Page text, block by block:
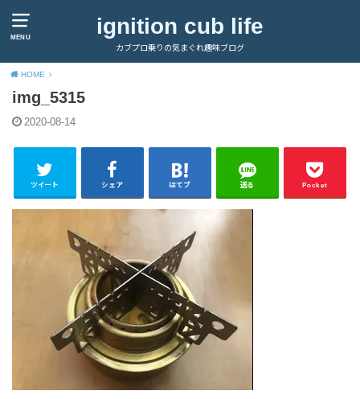
MENU ignition cub life
カブプロ乗りの気まぐれ趣味ブログ
HOME
img_5315
2020-08-14
ツイート シェア はてブ 送る Pocket